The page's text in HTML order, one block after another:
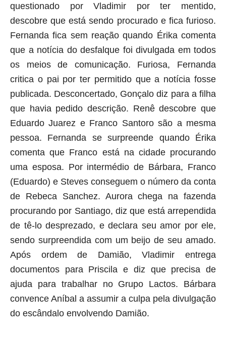
questionado por Vladimir por ter mentido,
descobre que está sendo procurado e fica furioso.
Fernanda fica sem reação quando Érika comenta
que a notícia do desfalque foi divulgada em todos
os meios de comunicação. Furiosa, Fernanda
critica o pai por ter permitido que a notícia fosse
publicada. Desconcertado, Gonçalo diz para a filha
que havia pedido descrição. Renê descobre que
Eduardo Juarez e Franco Santoro são a mesma
pessoa. Fernanda se surpreende quando Érika
comenta que Franco está na cidade procurando
uma esposa. Por intermédio de Bárbara, Franco
(Eduardo) e Steves conseguem o número da conta
de Rebeca Sanchez. Aurora chega na fazenda
procurando por Santiago, diz que está arrependida
de tê-lo desprezado, e declara seu amor por ele,
sendo surpreendida com um beijo de seu amado.
Após ordem de Damião, Vladimir entrega
documentos para Priscila e diz que precisa de
ajuda para trabalhar no Grupo Lactos. Bárbara
convence Aníbal a assumir a culpa pela divulgação
do escândalo envolvendo Damião.